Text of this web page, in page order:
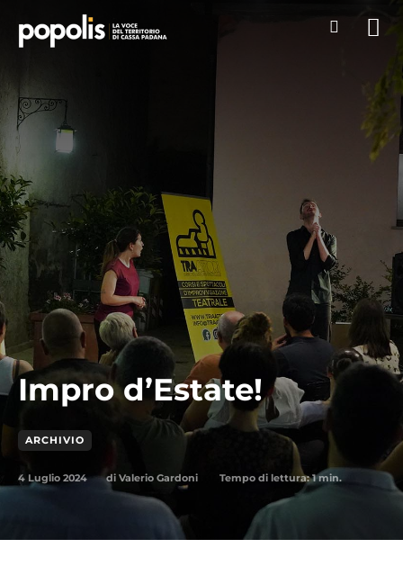
Impro d’Estate!
ARCHIVIO
4 Luglio 2024 di Valerio Gardoni Tempo di lettura:1min.